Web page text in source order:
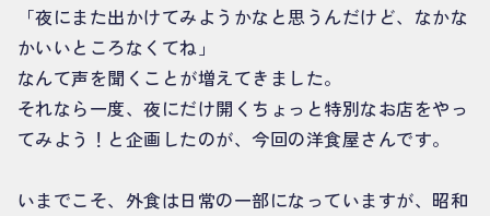
「夜にまた出かけてみようかなと思うんだけど、なかな
かいいところなくてね」
なんて声を聞くことが増えてきました。
それなら一度、夜にだけ開くちょっと特別なお店をやっ
てみよう！と企画したのが、今回の洋食屋さんです。
いまでこそ、外食は日常の一部になっていますが、昭和